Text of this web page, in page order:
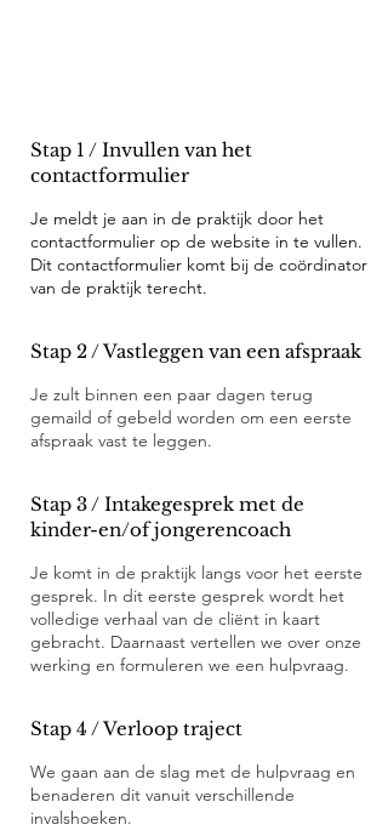
Stap 1 / Invullen van het
contactformulier
Je meldt je aan in de praktijk door het
contactformulier op de website in te vullen.
Dit contactformulier komt bij de coördinator
van de praktijk terecht.
Stap 2 / Vastleggen van een afspraak
Je zult binnen een paar dagen terug
gemaild of gebeld worden om een eerste
afspraak vast te leggen.
Stap 3 / Intakegesprek met de
kinder-en/of jongerencoach
Je komt in de praktijk langs voor het eerste
gesprek. In dit eerste gesprek wordt het
volledige verhaal van de cliënt in kaart
gebracht. Daarnaast vertellen we over onze
werking en formuleren we een hulpvraag.
Stap 4 / Verloop traject
We gaan aan de slag met de hulpvraag en
benaderen dit vanuit verschillende
invalshoeken.